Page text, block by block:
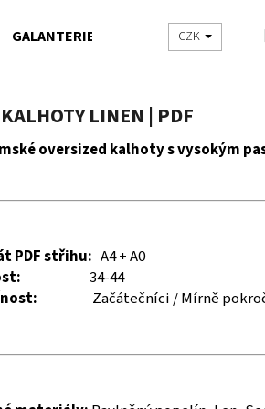
GALANTERIE ŠIJEME
CZK
LINEN | PDF
oversized kalhoty s vysokým
PDF střihu: A4 + A0
34-44
Začátečníci / Mírně